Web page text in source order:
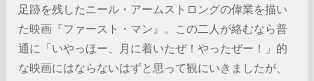
足跡を残したニール・アームストロングの偉業を描い
た映画『ファースト・マン』。この二人が絡むなら普
通に「いやっほー、月に着いたぜ！やったぜー！」的
な映画にはならないはずと思って観にいきましたが、